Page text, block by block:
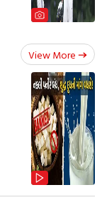
View More